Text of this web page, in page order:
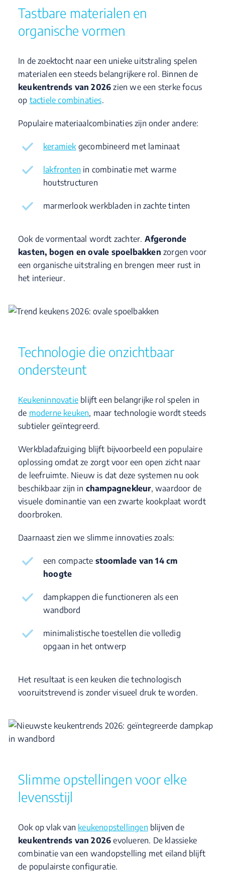
Tastbare materialen en
organische vormen
In de zoektocht naar een unieke uitstraling spelen
materialen een steeds belangrijkere rol. Binnen de
keukentrends van 2026 zien we een sterke focus
op tactiele combinaties.
Populaire materiaalcombinaties zijn onder andere:
keramiek gecombineerd met laminaat
lakfronten in combinatie met warme
houtstructuren
marmerlook werkbladen in zachte tinten
Ook de vormentaal wordt zachter. Afgeronde
kasten, bogen en ovale spoelbakken zorgen voor
een organische uitstraling en brengen meer rust in
het interieur.
Technologie die onzichtbaar
ondersteunt
Keukeninnovatieblijft een belangrijke rol spelen in
de moderne keuken, maar technologie wordt steeds
subtieler geïntegreerd.
Werkbladafzuiging blijft bijvoorbeeld een populaire
oplossing omdat ze zorgt voor een open zicht naar
de leefruimte. Nieuw is dat deze systemen nu ook
beschikbaar zijn in champagnekleur, waardoor de
visuele dominantie van een zwarte kookplaat wordt
doorbroken.
Daarnaast zien we slimme innovaties zoals:
een compacte stoomlade van 14 cm
hoogte
dampkappen die functioneren als een
wandbord
minimalistische toestellen die volledig
opgaan in het ontwerp
Het resultaat is een keuken die technologisch
vooruitstrevend is zonder visueel druk te worden.
Slimme opstellingen voor elke
levensstijl
Ook op vlak van keukenopstellingen blijven de
keukentrends van 2026 evolueren. De klassieke
combinatie van een wandopstelling met eiland blijft
de populairste configuratie.